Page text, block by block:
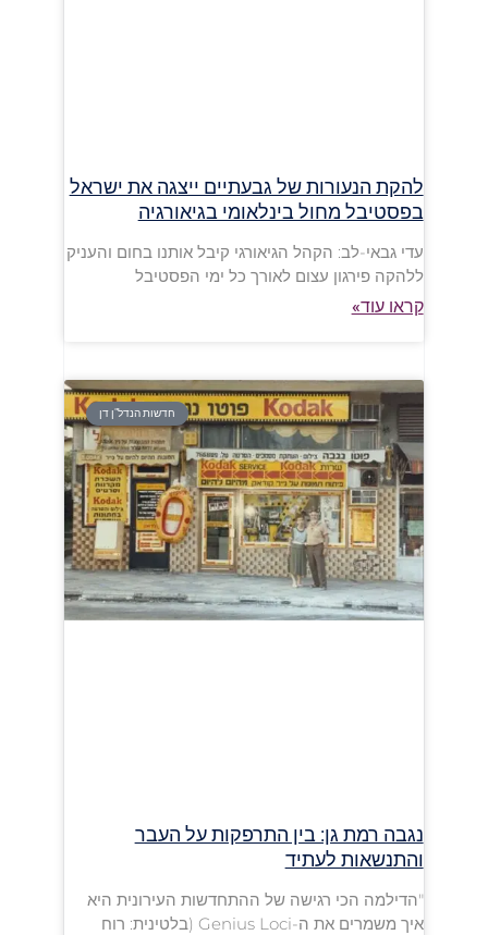
להקת הנעורות של גבעתיים ייצגה את ישראל
בפסטיבל מחול בינלאומי בגיאורגיה
עדי גבאי-לב: הקהל הגיאורגי קיבל אותנו בחום והעניק
ללהקה פירגון עצום לאורך כל ימי הפסטיבל
קראו עוד»
חדשות הנדל"ן דן
נגבה רמת גן: בין התרפקות על העבר
והתנשאות לעתיד
"הדילמה הכי רגישה של ההתחדשות העירונית היא
איך משמרים את ה-Genius Loci (בלטינית: רוח